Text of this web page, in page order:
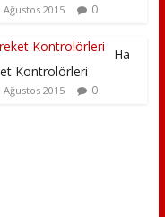
Ağustos 2015 0
Ha
Kontrolörleri
Ağustos 2015 0